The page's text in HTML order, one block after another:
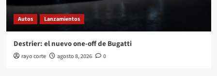
Autos Lanzamientos
Destrier: el nuevo one-off de Bugatti
rayo corte agosto 8, 2026 0